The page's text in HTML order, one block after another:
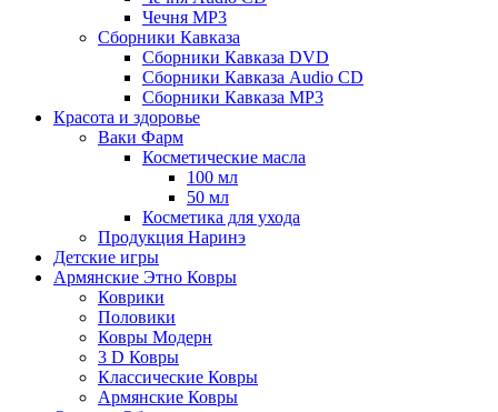
Чечня MP3
Сборники Кавказа
Сборники Кавказа DVD
Сборники Кавказа Audio CD
Сборники Кавказа MP3
Красота и здоровье
Ваки Фарм
Косметические масла
100 мл
50 мл
Косметика для ухода
Продукция Наринэ
Детские игры
Армянские Этно Ковры
Коврики
Половики
Ковры Модерн
3 D Ковры
Классические Ковры
Армянские Ковры